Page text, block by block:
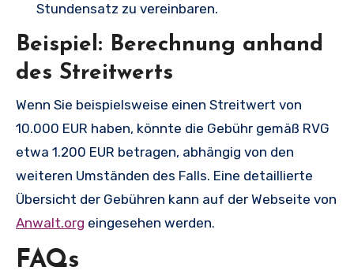
Stundensatz zu vereinbaren.
Beispiel: Berechnung anhand
des Streitwerts
Wenn Sie beispielsweise einen Streitwert von
10.000 EUR haben, könnte die Gebühr gemäß RVG
etwa 1.200 EUR betragen, abhängig von den
weiteren Umständen des Falls. Eine detaillierte
Übersicht der Gebühren kann auf der Webseite von
Anwalt.org eingesehen werden.
FAQs